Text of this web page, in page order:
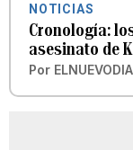
NOTICIAS
Cronología:
asesinato de
Por